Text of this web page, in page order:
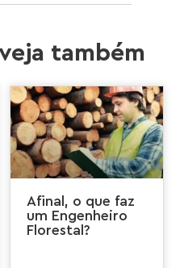
também
Afinal, o que faz
um Engenheiro
Florestal?